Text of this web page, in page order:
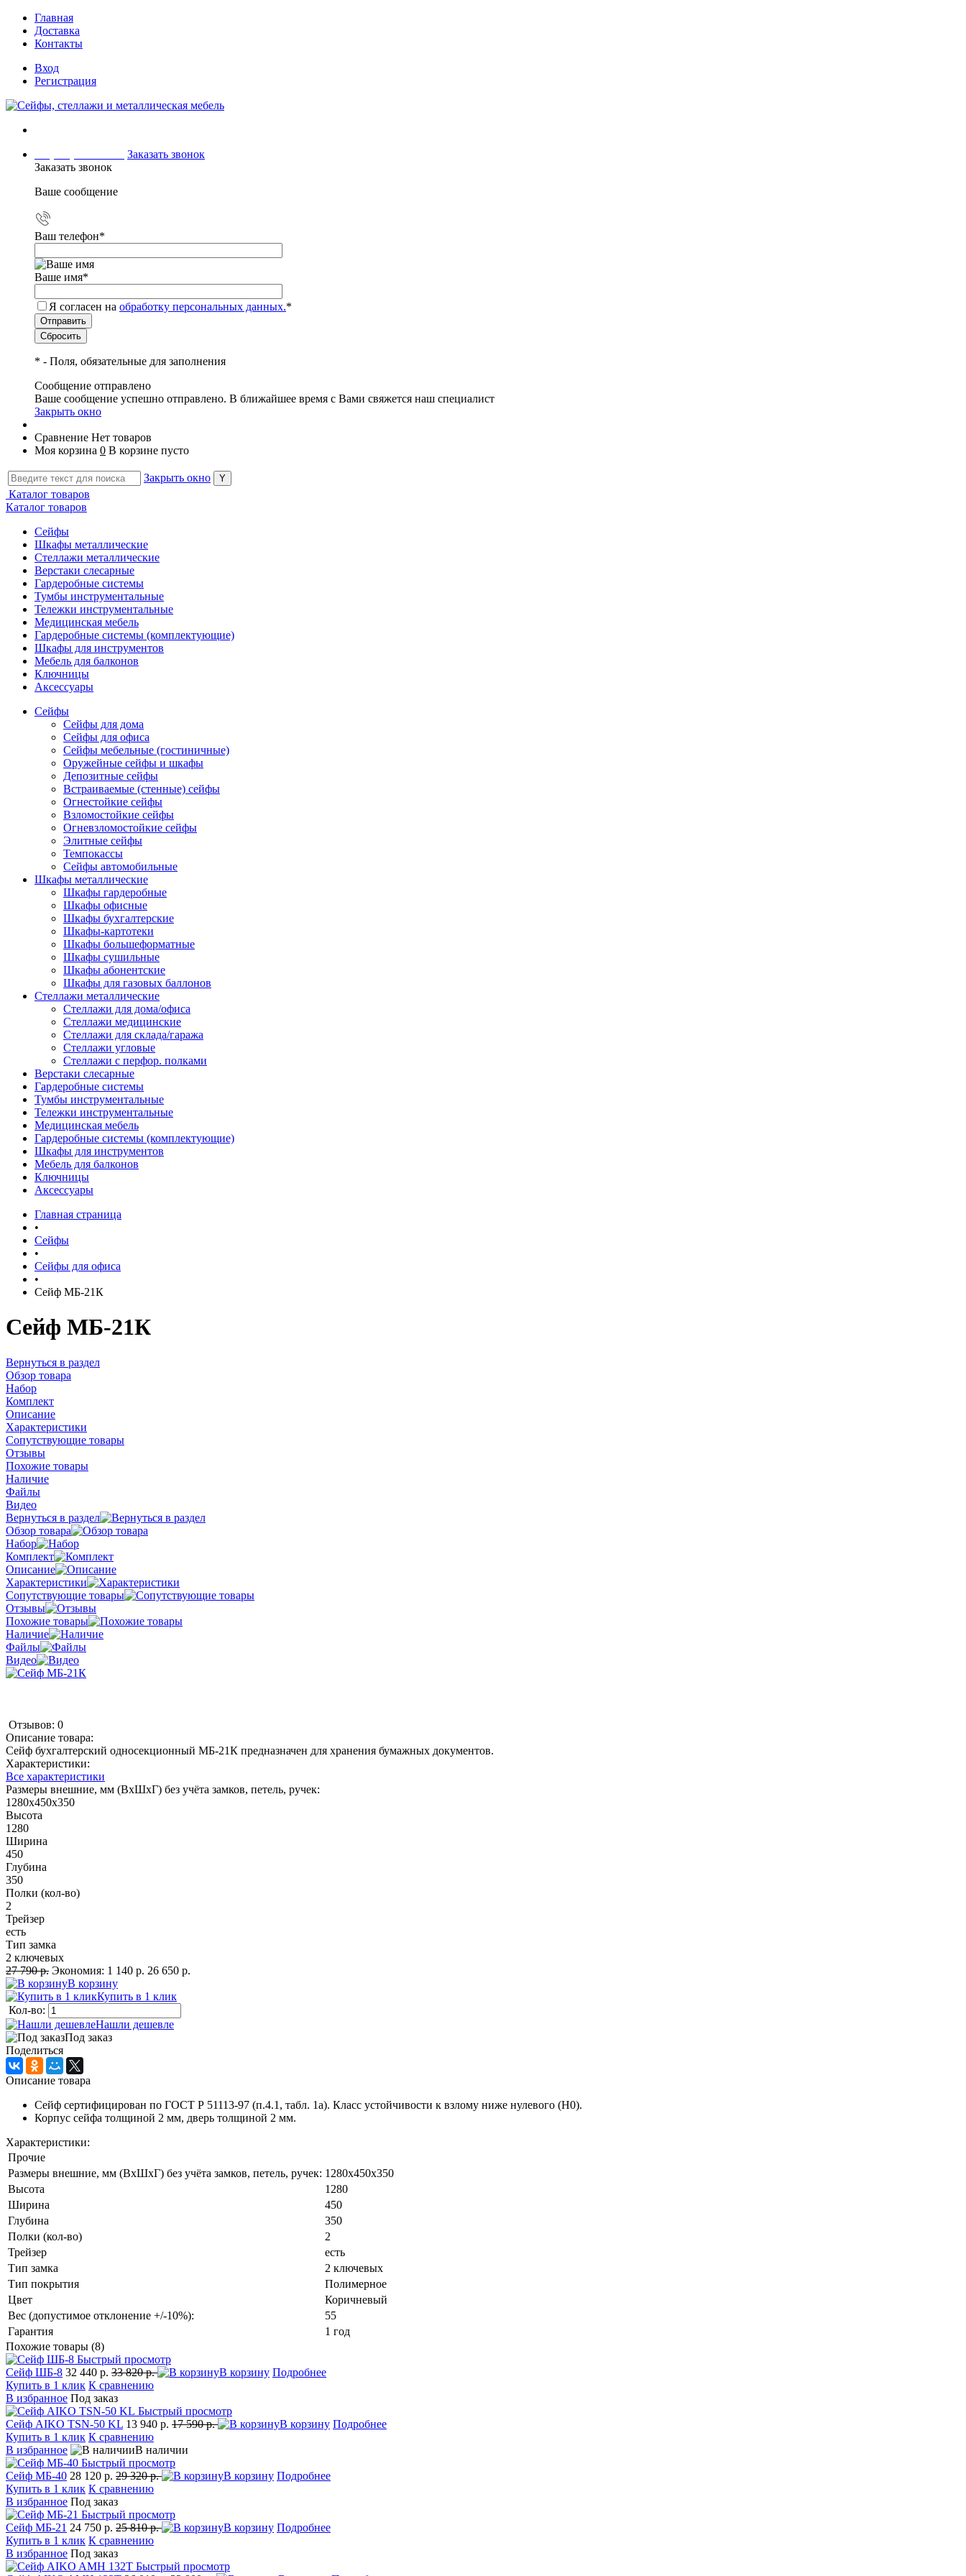
Главная
Доставка
Контакты
Вход
Регистрация
Заказать звонок
Заказать звонок
Ваше сообщение
Ваш телефон*
Ваше имя*
Я согласен на обработку персональных данных.*
* - Поля, обязательные для заполнения
Сообщение отправлено
Ваше сообщение успешно отправлено. В ближайшее время с Вами свяжется наш специалист
Закрыть окно
Сравнение Нет товаров
Моя корзина 0 В корзине пусто
Закрыть окно
Каталог товаров
Каталог товаров
Сейфы
Шкафы металлические
Стеллажи металлические
Верстаки слесарные
Гардеробные системы
Тумбы инструментальные
Тележки инструментальные
Медицинская мебель
Гардеробные системы (комплектующие)
Шкафы для инструментов
Мебель для балконов
Ключницы
Аксессуары
Сейфы
Сейфы для дома
Сейфы для офиса
Сейфы мебельные (гостиничные)
Оружейные сейфы и шкафы
Депозитные сейфы
Встраиваемые (стенные) сейфы
Огнестойкие сейфы
Взломостойкие сейфы
Огневзломостойкие сейфы
Элитные сейфы
Темпокассы
Сейфы автомобильные
Шкафы металлические
Шкафы гардеробные
Шкафы офисные
Шкафы бухгалтерские
Шкафы-картотеки
Шкафы большеформатные
Шкафы сушильные
Шкафы абонентские
Шкафы для газовых баллонов
Стеллажи металлические
Стеллажи для дома/офиса
Стеллажи медицинские
Стеллажи для склада/гаража
Стеллажи угловые
Стеллажи с перфор. полками
Верстаки слесарные
Гардеробные системы
Тумбы инструментальные
Тележки инструментальные
Медицинская мебель
Гардеробные системы (комплектующие)
Шкафы для инструментов
Мебель для балконов
Ключницы
Аксессуары
Главная страница
•
Сейфы
•
Сейфы для офиса
•
Сейф МБ-21К
Сейф МБ-21К
Вернуться в раздел
Обзор товара
Набор
Комплект
Описание
Характеристики
Сопутствующие товары
Отзывы
Похожие товары
Наличие
Файлы
Видео
Вернуться в раздел
Обзор товара
Набор
Комплект
Описание
Характеристики
Сопутствующие товары
Отзывы
Похожие товары
Наличие
Файлы
Видео
Отзывов: 0
Описание товара:
Сейф бухгалтерский односекционный МБ-21К предназначен для хранения бумажных документов.
Характеристики:
Все характеристики
Размеры внешние, мм (ВхШхГ) без учёта замков, петель, ручек:
1280х450х350
Высота
1280
Ширина
450
Глубина
350
Полки (кол-во)
2
Трейзер
есть
Тип замка
2 ключевых
27 790 р. Экономия: 1 140 р. 26 650 р.
В корзину
Купить в 1 клик
Кол-во:
Нашли дешевле
Под заказ
Поделиться
Описание товара
Сейф сертифицирован по ГОСТ Р 51113-97 (п.4.1, табл. 1а). Класс устойчивости к взлому ниже нулевого (Н0).
Корпус сейфа толщиной 2 мм, дверь толщиной 2 мм.
Характеристики:
Прочие
Размеры внешние, мм (ВхШхГ) без учёта замков, петель, ручек: 1280х450х350
Высота
1280
Ширина
450
Глубина
350
Полки (кол-во)
2
Трейзер
есть
Тип замка
2 ключевых
Тип покрытия
Полимерное
Цвет
Коричневый
Вес (допустимое отклонение +/-10%):
55
Гарантия
1 год
Похожие товары (8)
Быстрый просмотр
Сейф ШБ-8 32 440 р. 33 820 р. В корзину Подробнее
Купить в 1 клик К сравнению
В избранное Под заказ
Быстрый просмотр
Сейф AIKO TSN-50 KL 13 940 р. 17 590 р. В корзину Подробнее
Купить в 1 клик К сравнению
В избранное
В наличии
Быстрый просмотр
Сейф МБ-40 28 120 р. 29 320 р. В корзину Подробнее
Купить в 1 клик К сравнению
В избранное Под заказ
Быстрый просмотр
Сейф МБ-21 24 750 р. 25 810 р. В корзину Подробнее
Купить в 1 клик К сравнению
В избранное Под заказ
Быстрый просмотр